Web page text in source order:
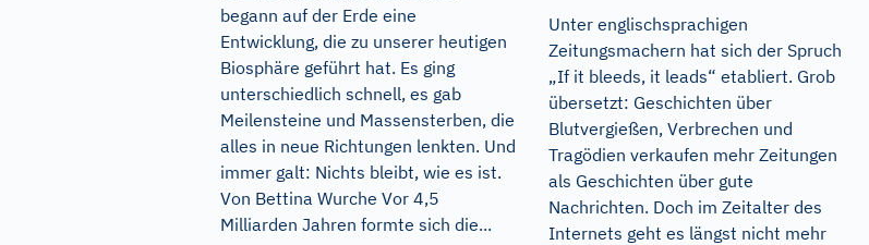
begann auf der Erde eine
Entwicklung, die zu unserer heutigen
Biosphäre geführt hat. Es ging
unterschiedlich schnell, es gab
Meilensteine und Massensterben, die
alles in neue Richtungen lenkten. Und
immer galt: Nichts bleibt, wie es ist.
Von Bettina Wurche Vor 4,5
Milliarden Jahren formte sich die...
Unter englischsprachigen
Zeitungsmachern hat sich der Spruch
„If it bleeds, it leads“ etabliert. Grob
übersetzt: Geschichten über
Blutvergießen, Verbrechen und
Tragödien verkaufen mehr Zeitungen
als Geschichten über gute
Nachrichten. Doch im Zeitalter des
Internets geht es längst nicht mehr